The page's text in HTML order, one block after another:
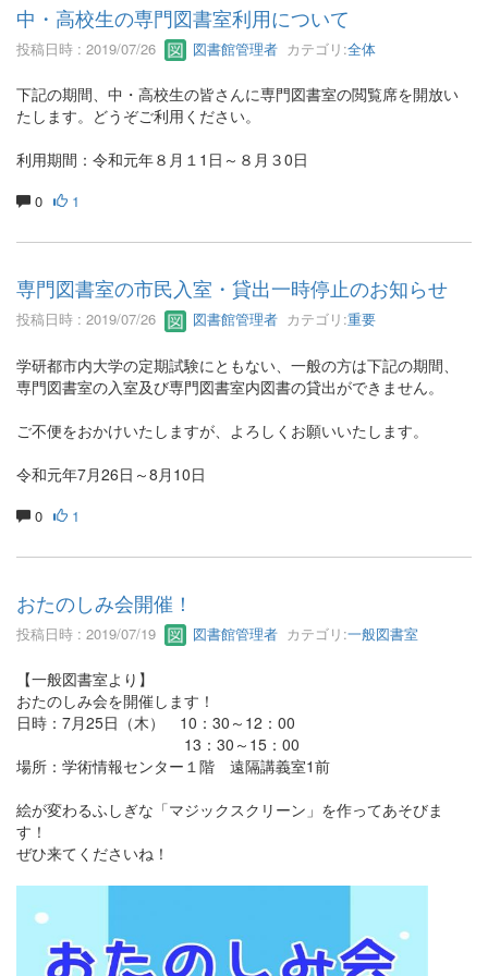
中・高校生の専門図書室利用について
投稿日時 : 2019/07/26 図書館管理者 カテゴリ:全体
下記の期間、中・高校生の皆さんに専門図書室の閲覧席を開放い
たします。どうぞご利用ください。
利用期間：令和元年８月１1日～８月３0日
0 1
専門図書室の市民入室・貸出一時停止のお知らせ
投稿日時 : 2019/07/26 図書館管理者 カテゴリ:重要
学研都市内大学の定期試験にともない、一般の方は下記の期間、
専門図書室の入室及び専門図書室内図書の貸出ができません。
ご不便をおかけいたしますが、よろしくお願いいたします。
令和元年7月26日～8月10日
0 1
おたのしみ会開催！
投稿日時 : 2019/07/19 図書館管理者 カテゴリ:一般図書室
【一般図書室より】
おたのしみ会を開催します！
日時：7月25日（木） 10：30～12：00
13：30～15：00
場所：学術情報センター１階 遠隔講義室1前
絵が変わるふしぎな「マジックスクリーン」を作ってあそびま
す！
ぜひ来てくださいね！